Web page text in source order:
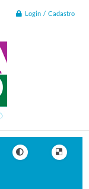
Login / Cadastro